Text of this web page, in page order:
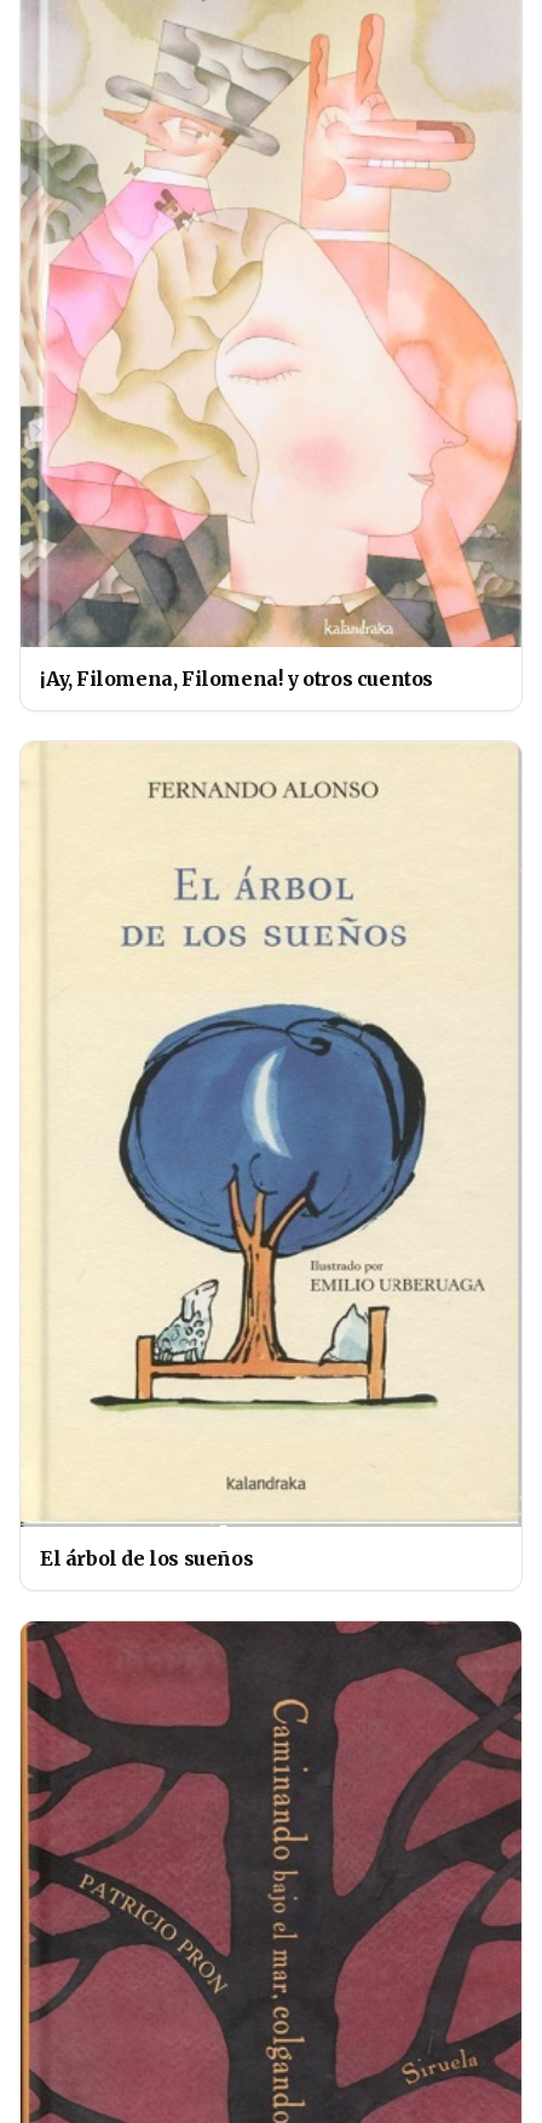
¡Ay, Filomena, Filomena! y otros cuentos
El árbol de los sueños